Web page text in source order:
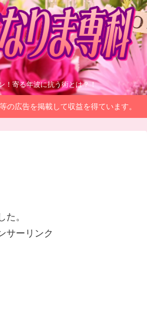
！寄る年波に抗う術とは？！
の広告を掲載して収益を得ています。
た。
サーリンク